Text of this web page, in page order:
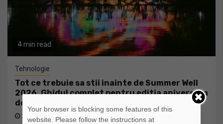
4 min read
Tehnologie
Tot ce trebuie sa stii inainte de Summer Well
2026. Ghidul complet pentru editia aniversara
de 15 ani
2 zile ago admin@
Your browser is blocking some features of this
website. Please follow the instructions at